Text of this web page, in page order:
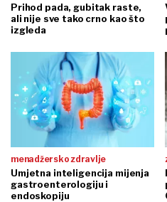
Prihod pada, gubitak raste,
ali nije sve tako crno kao što
izgleda
menadžersko zdravlje
Umjetna inteligencija mijenja
gastroenterologiju i
endoskopiju